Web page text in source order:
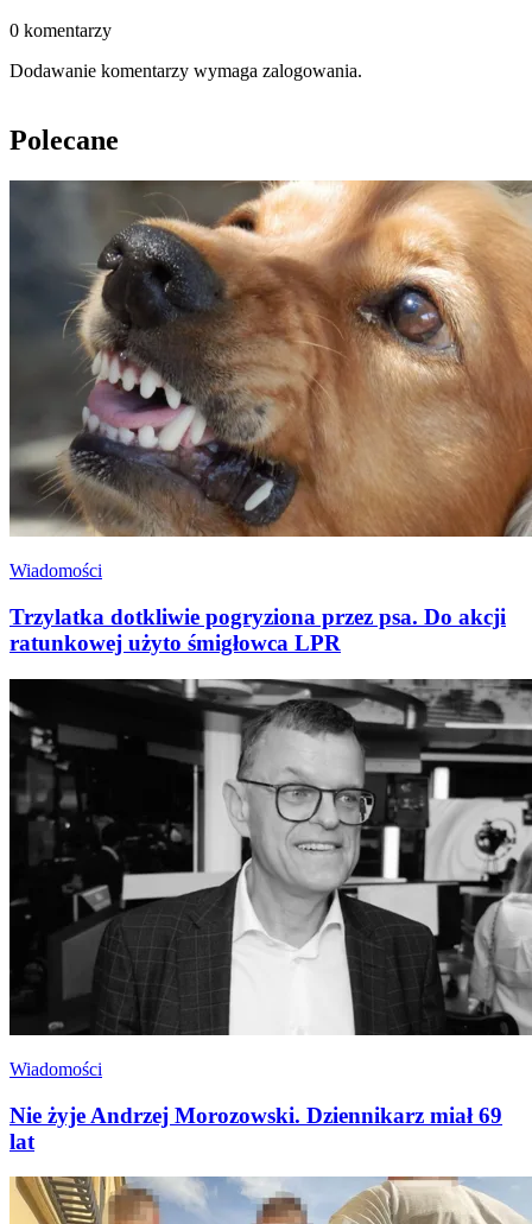
0 komentarzy
Dodawanie komentarzy wymaga zalogowania.
Polecane
Wiadomości
Trzylatka dotkliwie pogryziona przez psa. Do akcji
ratunkowej użyto śmigłowca LPR
Wiadomości
Nie żyje Andrzej Morozowski. Dziennikarz miał 69
lat